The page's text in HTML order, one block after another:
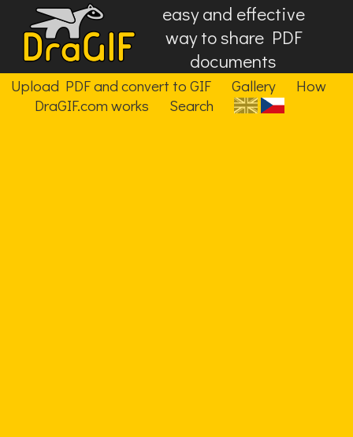
easy and effective
way to share PDF
documents
Upload PDF and convert to GIF Gallery
How
DraGIF.com works
Search